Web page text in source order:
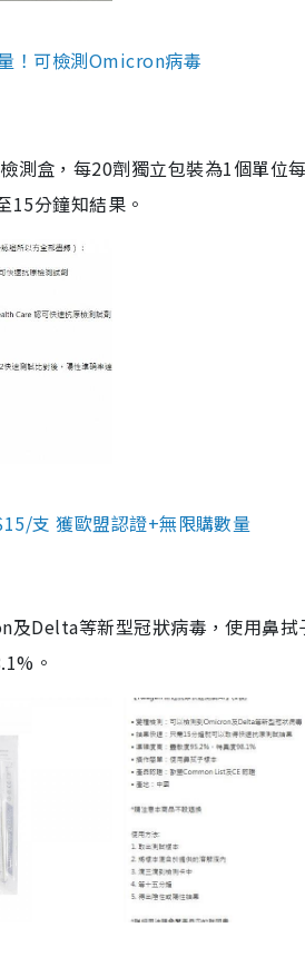
！可檢測Omicron病毒
測盒，每20劑獨立包裝為1個單位
15分鐘知結果。
支 獲歐盟認證+無限購數量
及Delta等新型冠狀病毒，使用鼻拭
。